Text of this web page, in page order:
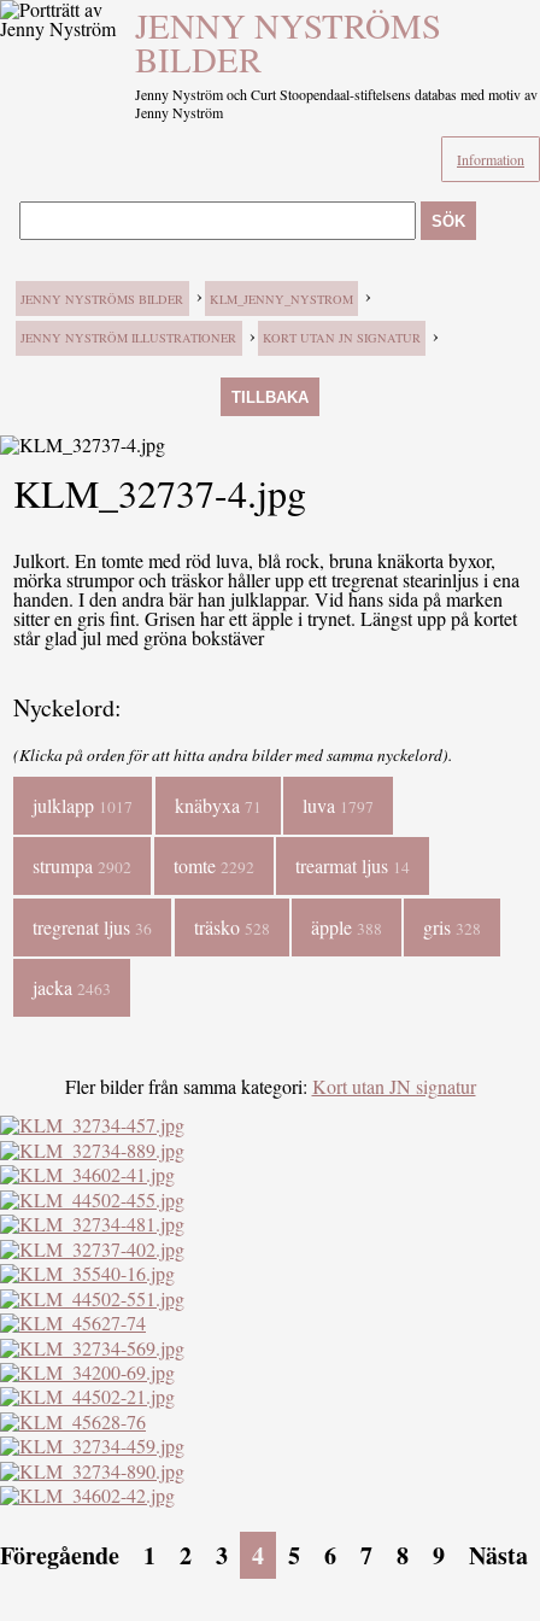
JENNY NYSTRÖMS
BILDER
Jenny Nyström och Curt Stoopendaal-stiftelsens databas med motiv av
Jenny Nyström
Information
SÖK
JENNY NYSTRÖMS BILDER › KLM_JENNY_NYSTROM ›
JENNY NYSTRÖM ILLUSTRATIONER › KORT UTAN JN SIGNATUR ›
TILLBAKA
KLM_32737-4.jpg
Julkort. En tomte med röd luva, blå rock, bruna knäkorta byxor,
mörka strumpor och träskor håller upp ett tregrenat stearinljus i ena
handen. I den andra bär han julklappar. Vid hans sida på marken
sitter en gris fint. Grisen har ett äpple i trynet. Längst upp på kortet
står glad jul med gröna bokstäver
Nyckelord:
(Klicka på orden för att hitta andra bilder med samma nyckelord).
julklapp 1017 knäbyxa 71 luva 1797
strumpa 2902 tomte 2292 trearmat ljus 14
tregrenat ljus 36 träsko 528 äpple 388 gris 328
jacka 2463
Fler bilder från samma kategori: Kort utan JN signatur
Föregående 1 2 3 4 5 6 7 8 9 Nästa